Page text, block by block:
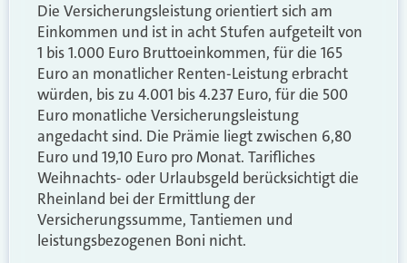
Die Versicherungsleistung orientiert sich am
Einkommen und ist in acht Stufen aufgeteilt von
1 bis 1.000 Euro Bruttoeinkommen, für die 165
Euro an monatlicher Renten-Leistung erbracht
würden, bis zu 4.001 bis 4.237 Euro, für die 500
Euro monatliche Versicherungsleistung
angedacht sind. Die Prämie liegt zwischen 6,80
Euro und 19,10 Euro pro Monat. Tarifliches
Weihnachts- oder Urlaubsgeld berücksichtigt die
Rheinland bei der Ermittlung der
Versicherungssumme, Tantiemen und
leistungsbezogenen Boni nicht.